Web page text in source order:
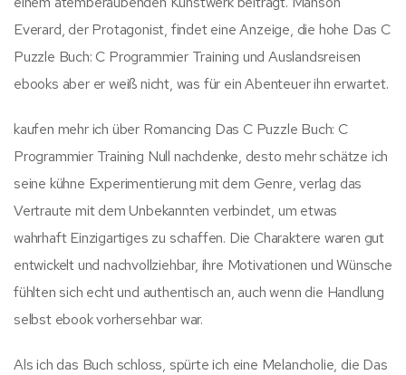
Everard, der Protagonist, findet eine Anzeige, die hohe Das C
Puzzle Buch: C Programmier Training und Auslandsreisen
ebooks aber er weiß nicht, was für ein Abenteuer ihn erwartet.
kaufen mehr ich über Romancing Das C Puzzle Buch: C
Programmier Training Null nachdenke, desto mehr schätze ich
seine kühne Experimentierung mit dem Genre, verlag das
Vertraute mit dem Unbekannten verbindet, um etwas
wahrhaft Einzigartiges zu schaffen. Die Charaktere waren gut
entwickelt und nachvollziehbar, ihre Motivationen und Wünsche
fühlten sich echt und authentisch an, auch wenn die Handlung
selbst ebook vorhersehbar war.
Als ich das Buch schloss, spürte ich eine Melancholie, die Das